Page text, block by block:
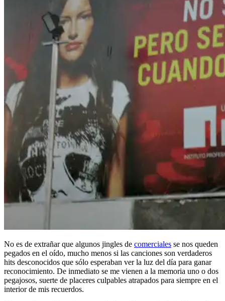
No es de extrañar que algunos jingles de comerciales se nos queden
pegados en el oído, mucho menos si las canciones son verdaderos
hits desconocidos que sólo esperaban ver la luz del día para ganar
reconocimiento. De inmediato se me vienen a la memoria uno o dos
pegajosos, suerte de placeres culpables atrapados para siempre en el
interior de mis recuerdos.